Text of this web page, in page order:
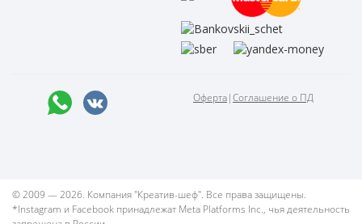
Оферта|Соглашение о ПД
© 2009 — 2026. Компания "Креатив-шеф". Все права защищены.
*Instagram и Facebook принадлежат Meta Platforms Inc., чья деятельность